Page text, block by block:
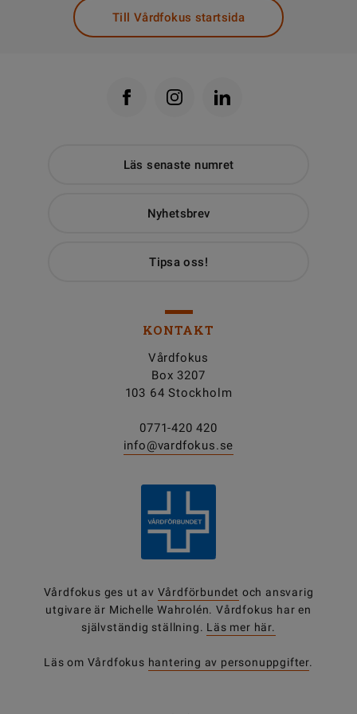
Till Vårdfokus startsida
Läs senaste numret
Nyhetsbrev
Tipsa oss!
KONTAKT
Vårdfokus
Box 3207
103 64 Stockholm
0771-420 420
info@vardfokus.se
Vårdfokus ges ut av Vårdförbundet och ansvarig
utgivare är Michelle Wahrolén. Vårdfokus har en
självständig ställning. Läs mer här.
Läs om Vårdfokus hantering av personuppgifter.